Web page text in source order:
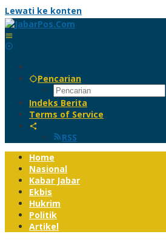
Lewati ke konten
Pencarian
Indeks Berita
Terms of Service
RSS
Home
Nasional
Kabar Jabar
Ekbis
Hukrim
Politik
Artikel